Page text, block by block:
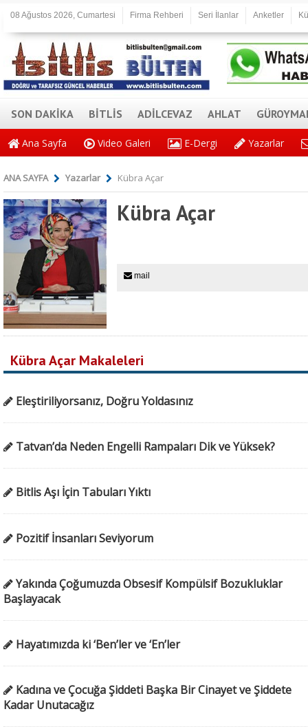
08 Ağustos 2026, Cumartesi Firma Rehberi Seri İlanlar Anketler
SON DAKİKA BİTLİS ADİLCEVAZ AHLAT
Ana Sayfa Video Galeri E-Dergi Yazarlar
ANA SAYFA Yazarlar Kübra Açar
Kübra Açar
mail
Kübra Açar Makaleleri
Eleştiriliyorsanız, Doğru Yoldasınız
Tatvan’da Neden Engelli Rampaları Dik ve Yüksek?
Bitlis Aşı İçin Tabuları Yıktı
Pozitif İnsanları Seviyorum
Yakında Çoğumuzda Obsesif Kompülsif Bozukluklar
Başlayacak
Hayatımızda ki ‘Ben’ler ve ‘En’ler
Kadına ve Çocuğa Şiddeti Başka Bir Cinayet ve Şiddete
Kadar Unutacağız